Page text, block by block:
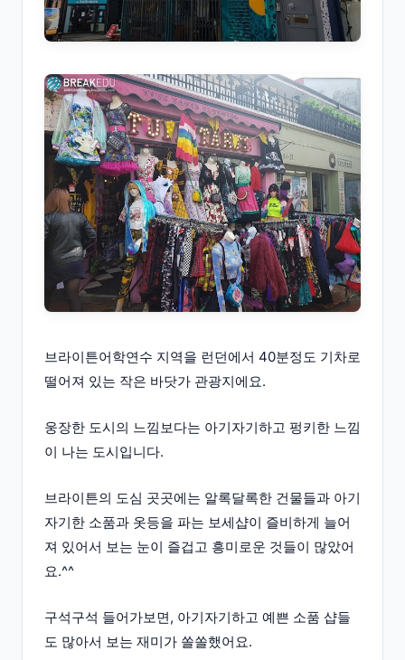
브라이튼어학연수 지역을 런던에서 40분정도 기차로
떨어져 있는 작은 바닷가 관광지에요.
웅장한 도시의 느낌보다는 아기자기하고 펑키한 느낌
이 나는 도시입니다.
브라이튼의 도심 곳곳에는 알록달록한 건물들과 아기
자기한 소품과 옷등을 파는 보세샵이 즐비하게 늘어
져 있어서 보는 눈이 즐겁고 흥미로운 것들이 많았어
요.^^
구석구석 들어가보면, 아기자기하고 예쁜 소품 샵들
도 많아서 보는 재미가 쏠쏠했어요.